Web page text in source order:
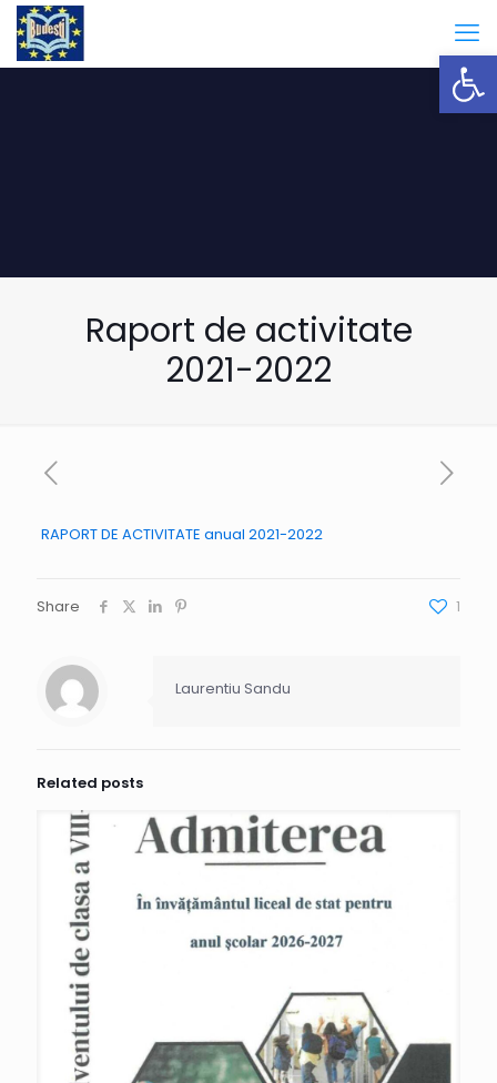
Raport de activitate
2021-2022
RAPORT DE ACTIVITATE anual 2021-2022
Share 1
Laurentiu Sandu
Related posts